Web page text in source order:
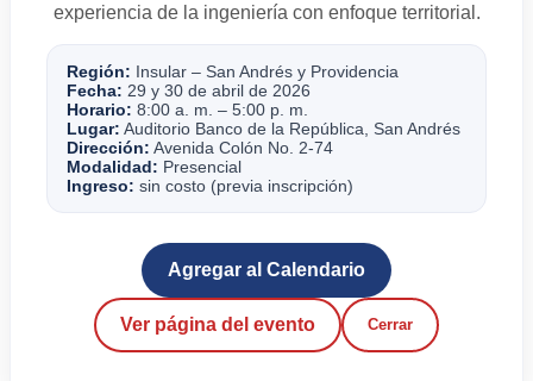
experiencia de la ingeniería con enfoque territorial.
Región: Insular – San Andrés y Providencia
Fecha: 29 y 30 de abril de 2026
Horario: 8:00 a. m. – 5:00 p. m.
Lugar: Auditorio Banco de la República, San Andrés
Dirección: Avenida Colón No. 2-74
Modalidad: Presencial
Ingreso: sin costo (previa inscripción)
Agregar al Calendario
Ver página del evento Cerrar